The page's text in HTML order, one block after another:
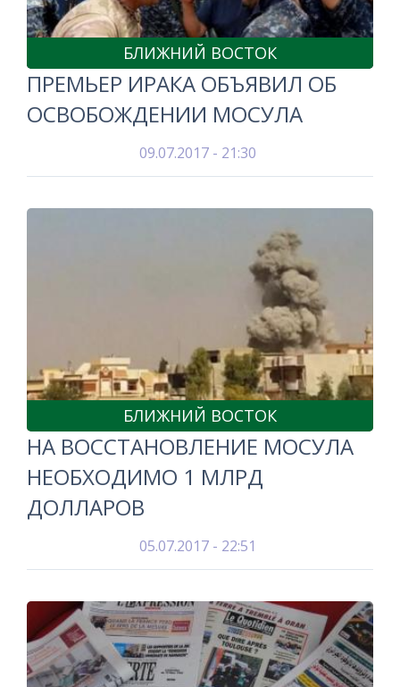
БЛИЖНИЙ ВОСТОК
ПРЕМЬЕР ИРАКА ОБЪЯВИЛ ОБ
ОСВОБОЖДЕНИИ МОСУЛА
09.07.2017 - 21:30
БЛИЖНИЙ ВОСТОК
НА ВОССТАНОВЛЕНИЕ МОСУЛА
НЕОБХОДИМО 1 МЛРД
ДОЛЛАРОВ
05.07.2017 - 22:51